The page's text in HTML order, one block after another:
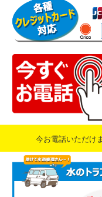
今お電話いただけ